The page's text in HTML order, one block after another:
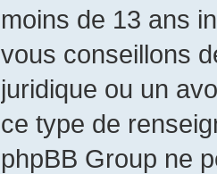
moins de 13 ans
vous conseillons
juridique ou un
ce type de
phpBB Group ne